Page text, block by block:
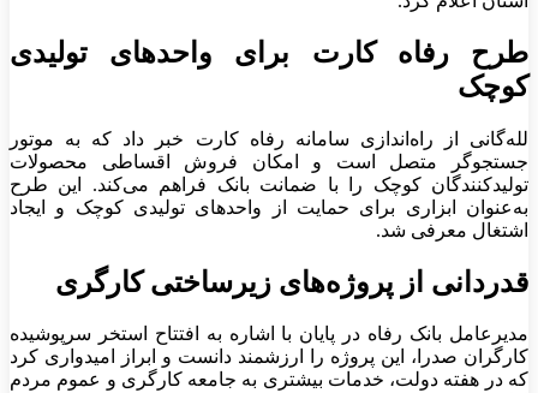
طرح رفاه کارت برای واحدهای تولیدی
کوچک
لله‌گانی از راه‌اندازی سامانه رفاه کارت خبر داد که به موتور
جستجوگر متصل است و امکان فروش اقساطی محصولات
تولیدکنندگان کوچک را با ضمانت بانک فراهم می‌کند. این طرح
به‌عنوان ابزاری برای حمایت از واحدهای تولیدی کوچک و ایجاد
اشتغال معرفی شد.
قدردانی از پروژه‌های زیرساختی کارگری
مدیرعامل بانک رفاه در پایان با اشاره به افتتاح استخر سرپوشیده
کارگران صدرا، این پروژه را ارزشمند دانست و ابراز امیدواری کرد
که در هفته دولت، خدمات بیشتری به جامعه کارگری و عموم مردم